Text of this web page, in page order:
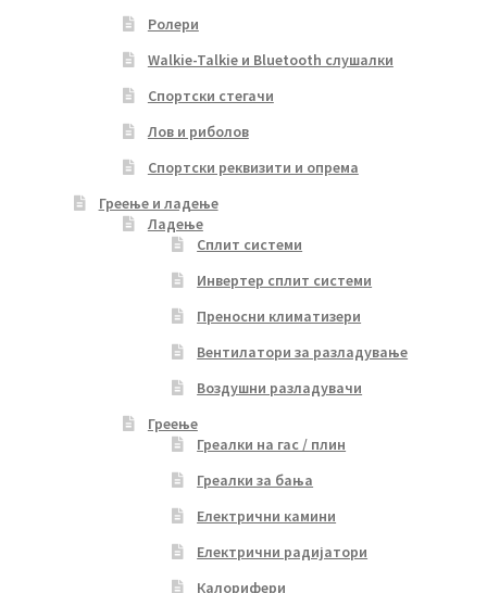
Ролери
Walkie-Talkie и Bluetooth слушалки
Спортски стегачи
Лов и риболов
Спортски реквизити и опрема
Греење и ладење
Ладење
Сплит системи
Инвертер сплит системи
Преносни климатизери
Вентилатори за разладување
Воздушни разладувачи
Греење
Греалки на гас / плин
Греалки за бања
Електрични камини
Електрични радијатори
Калорифери